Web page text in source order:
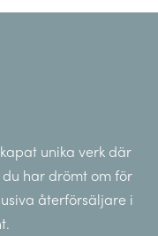
unika verk där
har drömt om för
återförsäljare i